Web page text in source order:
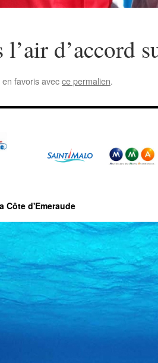
l’air
favoris avecce permalien.
Côte d'Emeraude